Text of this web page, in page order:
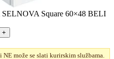
Square 60×48 BELI
RSD.
može se slati kurirskim službama.